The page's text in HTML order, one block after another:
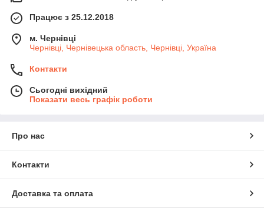
Працює з 25.12.2018
м. Чернівці
Чернівці, Чернівецька область, Чернівці, Україна
Контакти
Сьогодні вихідний
Показати весь графік роботи
Про нас
Контакти
Доставка та оплата